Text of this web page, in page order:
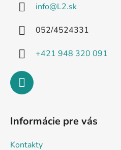
info@L2.sk
052/4524331
+421 948 320 091
Informácie pre vás
Kontakty